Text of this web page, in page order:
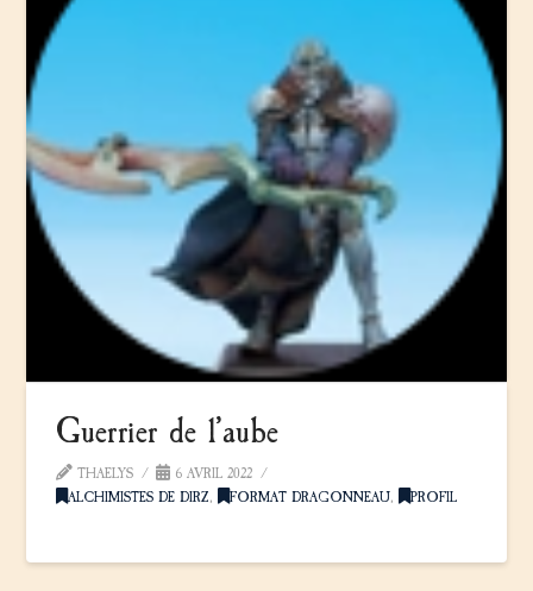
Guerrier de l’aube
THAELYS
6 AVRIL 2022
ALCHIMISTES DE DIRZ, FORMAT DRAGONNEAU, PROFIL